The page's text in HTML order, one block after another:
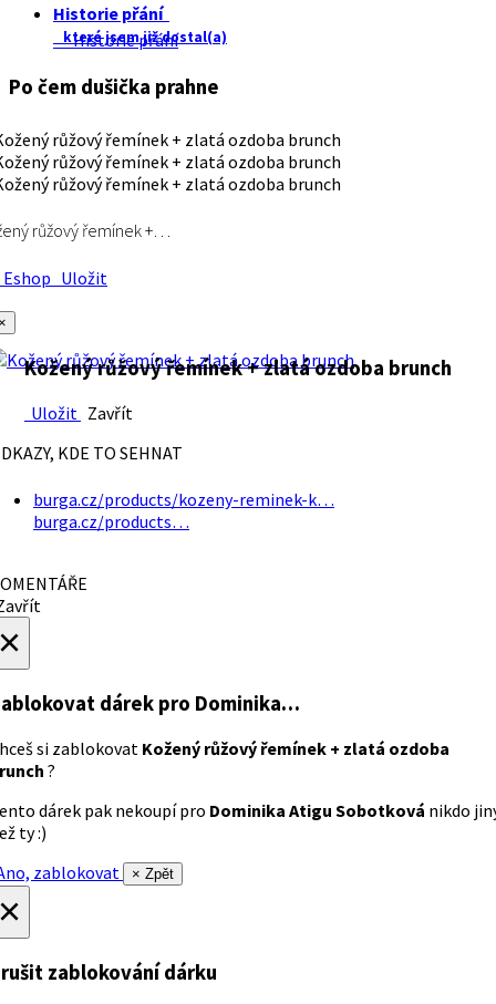
Historie přání
které jsem již dostal(a)
Historie přání
Po čem dušička prahne
růžový řemínek +…
Uložit
Kožený růžový řemínek + zlatá ozdoba brunch
Uložit Zavřít
KDE TO SEHNAT
burga.cz/products/kozeny-reminek-k…
burga.cz/products…
dárek pro Dominika…
si zablokovat Kožený růžový řemínek + zlatá ozdoba
?
dárek pak nekoupí pro Dominika Atigu Sobotková nikdo
ty :)
zablokovat
× Zpět
zablokování dárku